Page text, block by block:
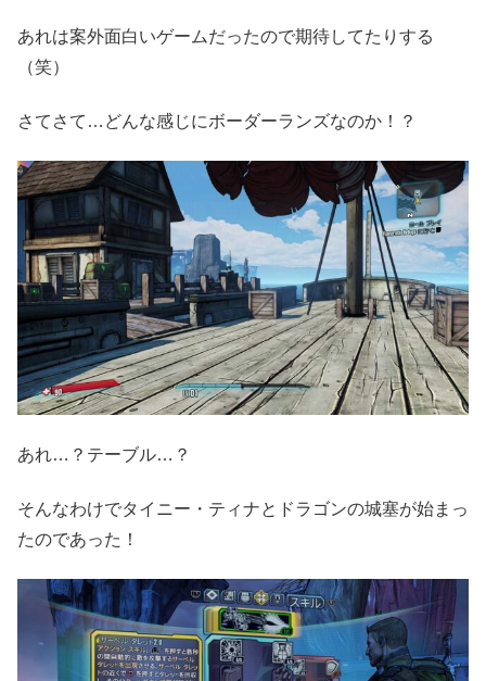
あれは案外面白いゲームだったので期待してたりする
（笑）
さてさて…どんな感じにボーダーランズなのか！？
あれ…？テーブル…？
そんなわけでタイニー・ティナとドラゴンの城塞が始まっ
たのであった！